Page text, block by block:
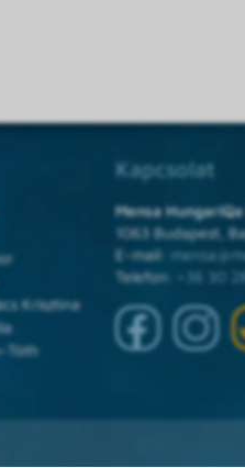
Krisztina
Tóth
Kapcsolat
Mensa
1063 Budapest,
E-mail:
Telefon:
+36 30